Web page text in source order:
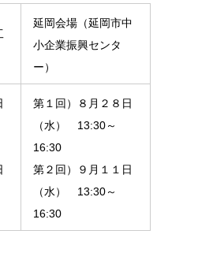
延岡会場（延岡市中
小企業振興センタ
ー）
第１回）８月２８日
（水） 13:30～
16:30
第２回）９月１１日
（水） 13:30～
16:30